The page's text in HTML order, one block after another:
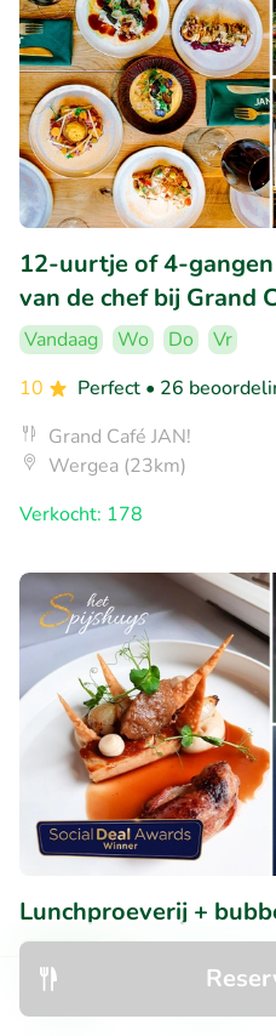
12-uurtje of 4-
van de chef bij Grand
Vandaag Wo Do
Vr
10
Perfect • 26
Grand Café JAN!
Wergea (23km)
Verkocht: 178
Lunchproeverij +